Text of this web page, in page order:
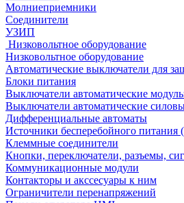
Молниеприемники
Соединители
УЗИП
Низковольтное оборудование
Низковольтное оборудование
Автоматические выключатели для
Блоки питания
Выключатели автоматические
Выключатели автоматические
Дифференциальные автоматы
Источники бесперебойного
Клеммные соединители
Кнопки, переключатели, разъемы,
Коммуникационные модули
Контакторы и акссесуары к ним
Ограничители перенапряжений